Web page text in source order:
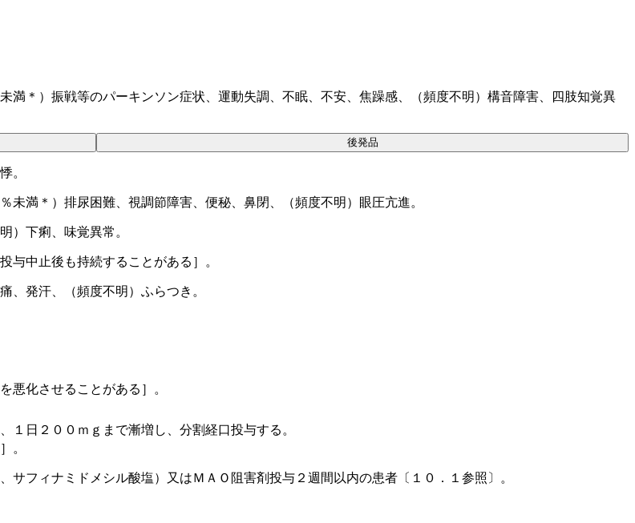
＊）振戦等のパーキンソン症状、運動失調、不眠、不安、焦躁感、（頻度不明）構音障害、四肢知覚異
。
満＊）排尿困難、視調節障害、便秘、鼻閉、（頻度不明）眼圧亢進。
）下痢、味覚異常。
中止後も持続することがある］。
発汗、（頻度不明）ふらつき。
悪化させることがある］。
。
フィナミドメシル酸塩）又はＭＡＯ阻害剤投与２週間以内の患者〔１０．１参照〕。
後発品
日２００ｍｇまで漸増し、分割経口投与する。